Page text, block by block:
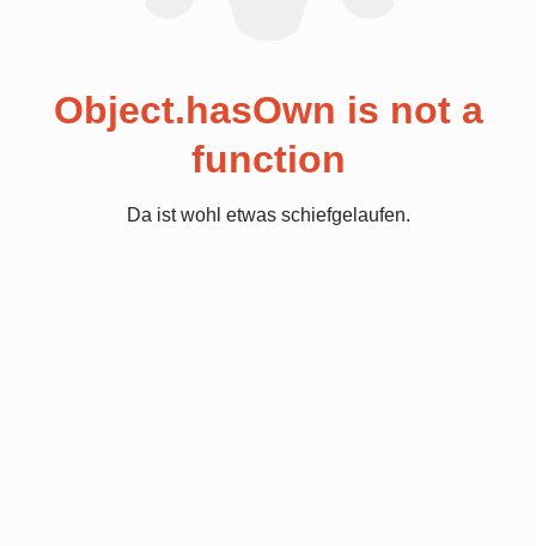
Object.hasOwn is not a
function
Da ist wohl etwas schiefgelaufen.